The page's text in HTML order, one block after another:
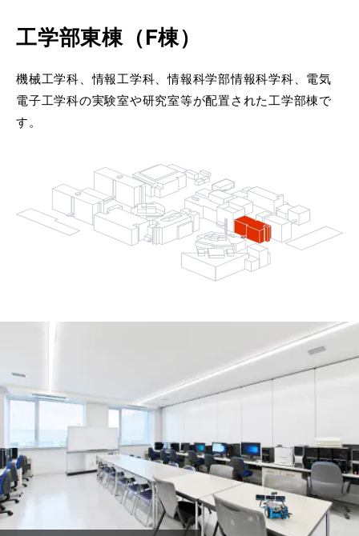
工学部東棟（F棟）
機械工学科、情報工学科、情報科学部情報科学科、電気
電子工学科の実験室や研究室等が配置された工学部棟で
す。